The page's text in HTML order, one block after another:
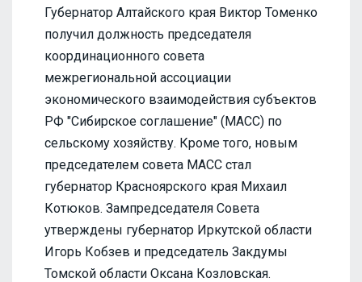
Губернатор Алтайского края Виктор Томенко
получил должность председателя
координационного совета
межрегиональной ассоциации
экономического взаимодействия субъектов
РФ "Сибирское соглашение" (МАСС) по
сельскому хозяйству. Кроме того, новым
председателем совета МАСС стал
губернатор Красноярского края Михаил
Котюков. Зампредседателя Совета
утверждены губернатор Иркутской области
Игорь Кобзев и председатель Закдумы
Томской области Оксана Козловская.